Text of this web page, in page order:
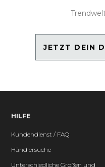
JETZT DEIN
HILFE
Kundendienst / FAQ
Händlersuche
Unterschiedliche Größen und